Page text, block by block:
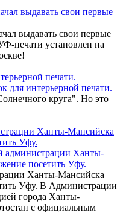
выдавать свои первые
выдавать свои первые
печати установлен на
для интерьерной печати.
круга". Но это
администрации Ханты-
посетить Уфу.
Ханты-Мансийска
Уфу. В Администрации
города Ханты-
с официальным